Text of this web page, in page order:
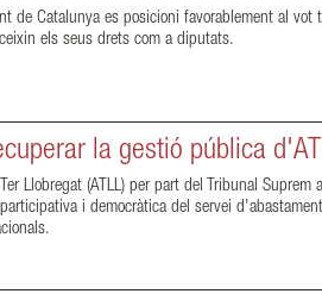
de Catalunya es posicioni favorablement al
els seus drets com a diputats.
la gestió pública
Llobregat (ATLL) per part del Tribunal Suprem
i democràtica del servei